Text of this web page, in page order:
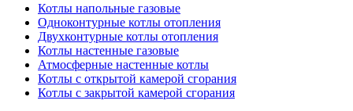
Котлы напольные газовые
Одноконтурные котлы отопления
Двухконтурные котлы отопления
Котлы настенные газовые
Атмосферные настенные котлы
Котлы с открытой камерой сгорания
Котлы с закрытой камерой сгорания